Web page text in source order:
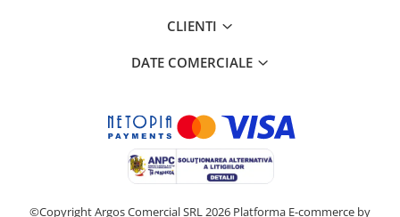
CLIENTI
DATE COMERCIALE
©Copyright Argos Comercial SRL 2026 Platforma E-commerce by